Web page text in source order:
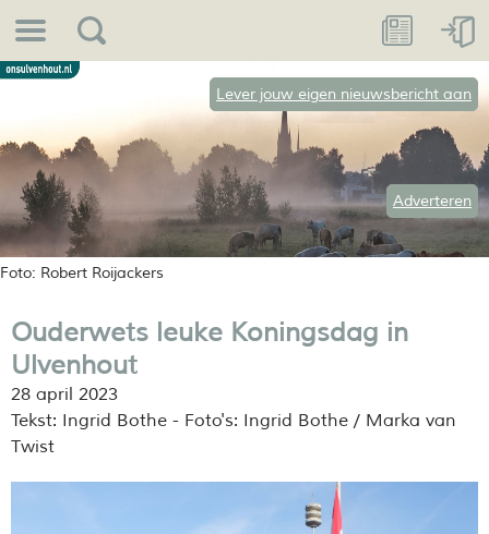
Foto: Robert Roijackers
Lever jouw eigen nieuwsbericht aan
Adverteren
Ouderwets leuke Koningsdag in
Ulvenhout
28 april 2023
Tekst: Ingrid Bothe - Foto's: Ingrid Bothe / Marka van
Twist